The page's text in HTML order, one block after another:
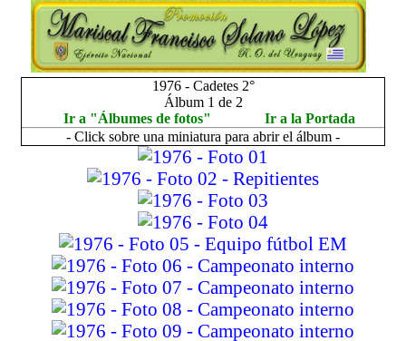
1976 - Cadetes 2°
Álbum 1 de 2
Ir a "Álbumes de fotos"
Ir a la Portada
- Click sobre una miniatura para abrir el álbum -